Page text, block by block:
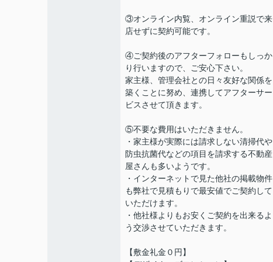
③オンライン内覧、オンライン重説で来
店せずに契約可能です。
④ご契約後のアフターフォローもしっか
り行いますので、ご安心下さい。
家主様、管理会社との日々友好な関係を
築くことに努め、連携してアフターサー
ビスさせて頂きます。
⑤不要な費用はいただきません。
・家主様が実際には請求しない清掃代や
防虫抗菌代などの項目を請求する不動産
屋さんも多いようです。
・インターネットで見た他社の掲載物件
も弊社で見積もりで最安値でご契約して
いただけます。
・他社様よりもお安くご契約を出来るよ
う交渉させていただきます。
【敷金礼金０円】